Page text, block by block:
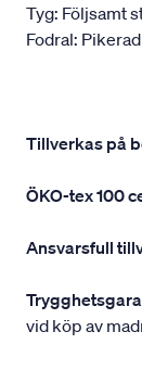
Tyg: Följsamt
Fodral:
Tillverkas på
ÖKO-tex 100
Ansvarsfull
vid köp av